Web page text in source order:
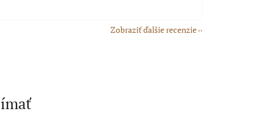
Zobraziť ďalšie recenzie